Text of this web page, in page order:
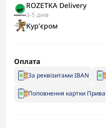
ROZETKA Delivery
3-5 днів
Курʼєром
Оплата
За реквізитами IBAN
Поповнення картки